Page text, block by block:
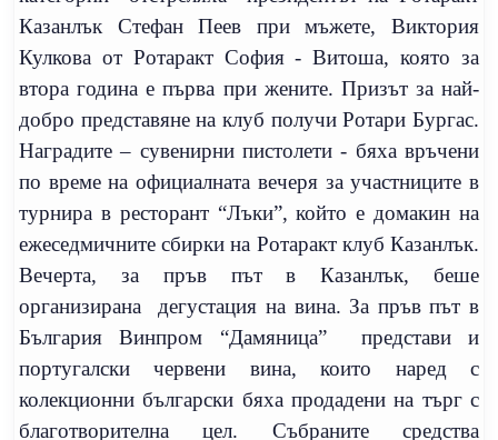
Казанлък Стефан Пеев при мъжете, Виктория
Кулкова от Ротаракт София - Витоша, която за
втора година е първа при жените. Призът за най-
добро представяне на клуб получи Ротари Бургас.
Наградите – сувенирни пистолети - бяха връчени
по време на официалната вечеря за участниците в
турнира в ресторант “Лъки”, който е домакин на
ежеседмичните сбирки на Ротаракт клуб Казанлък.
Вечерта,
за пръв път в Казанлък, беше
организирана
дегустация на вина. За пръв път в
България Винпром “Дамяница”
представи и
португалски червени вина, които наред с
колекционни български бяха продадени на търг с
благотворителна цел. Събраните средства